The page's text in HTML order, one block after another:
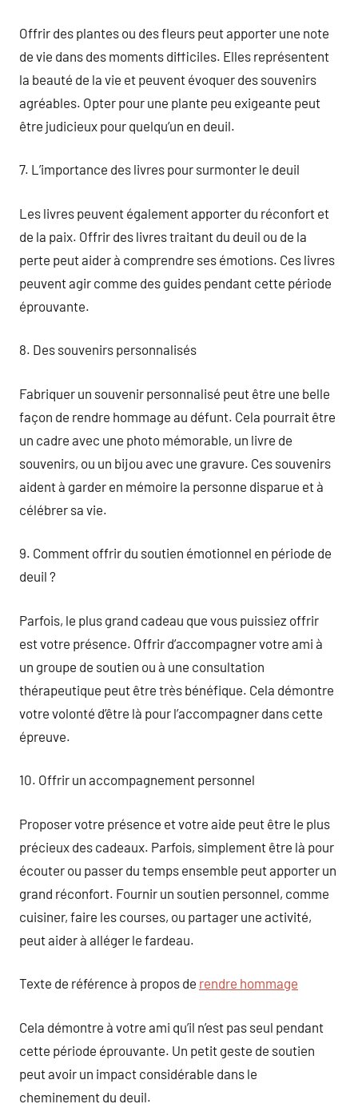
Offrir des plantes ou des fleurs peut apporter une note
de vie dans des moments difficiles. Elles représentent
la beauté de la vie et peuvent évoquer des souvenirs
agréables. Opter pour une plante peu exigeante peut
être judicieux pour quelqu’un en deuil.
7. L’importance des livres pour surmonter le deuil
Les livres peuvent également apporter du réconfort et
de la paix. Offrir des livres traitant du deuil ou de la
perte peut aider à comprendre ses émotions. Ces livres
peuvent agir comme des guides pendant cette période
éprouvante.
8. Des souvenirs personnalisés
Fabriquer un souvenir personnalisé peut être une belle
façon de rendre hommage au défunt. Cela pourrait être
un cadre avec une photo mémorable, un livre de
souvenirs, ou un bijou avec une gravure. Ces souvenirs
aident à garder en mémoire la personne disparue et à
célébrer sa vie.
9. Comment offrir du soutien émotionnel en période de
deuil ?
Parfois, le plus grand cadeau que vous puissiez offrir
est votre présence. Offrir d’accompagner votre ami à
un groupe de soutien ou à une consultation
thérapeutique peut être très bénéfique. Cela démontre
votre volonté d’être là pour l’accompagner dans cette
épreuve.
10. Offrir un accompagnement personnel
Proposer votre présence et votre aide peut être le plus
précieux des cadeaux. Parfois, simplement être là pour
écouter ou passer du temps ensemble peut apporter un
grand réconfort. Fournir un soutien personnel, comme
cuisiner, faire les courses, ou partager une activité,
peut aider à alléger le fardeau.
Texte de référence à propos de rendre hommage
Cela démontre à votre ami qu’il n’est pas seul pendant
cette période éprouvante. Un petit geste de soutien
peut avoir un impact considérable dans le
cheminement du deuil.